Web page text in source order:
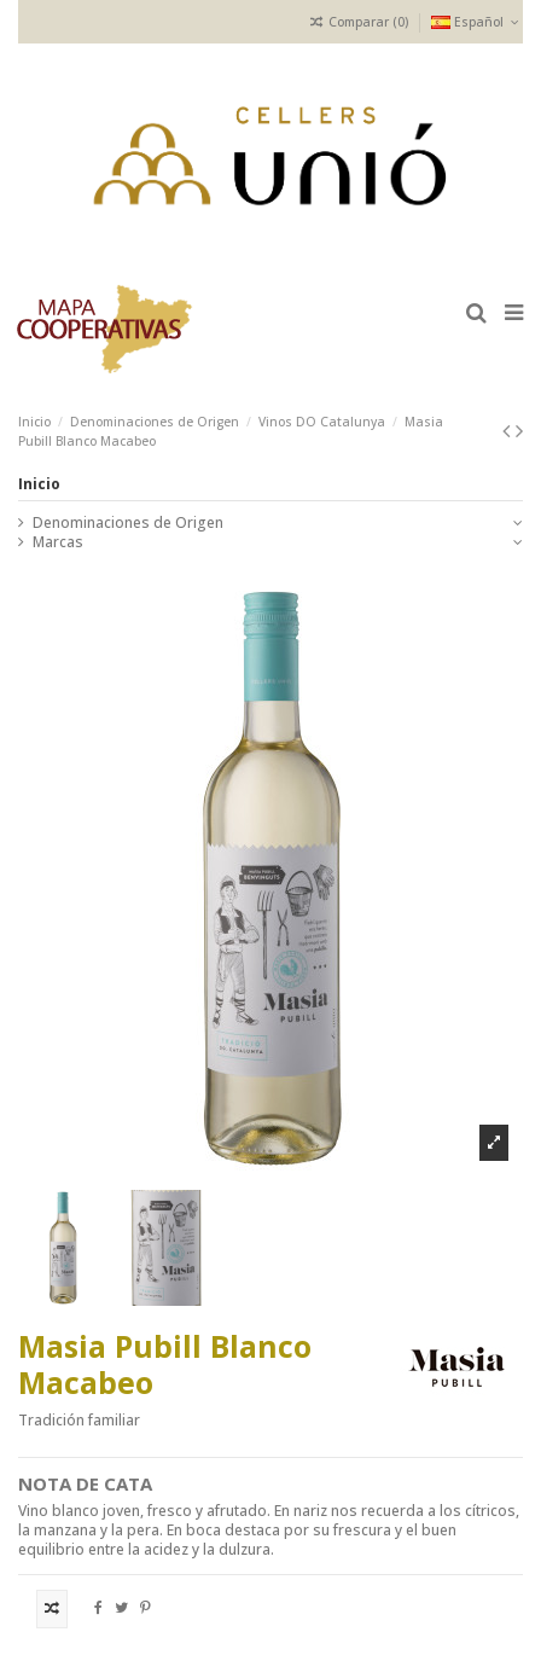
Comparar (0) Español
Inicio Denominaciones de Origen Vinos DO Catalunya
Masia
Pubill Blanco Macabeo
Inicio
Denominaciones de Origen
Marcas
Masia Pubill Blanco
Macabeo
Tradición familiar
NOTA DE CATA
Vino blanco joven, fresco y afrutado. En nariz nos recuerda a los cítricos,
la manzana y la pera. En boca destaca por su frescura y el buen
equilibrio entre la acidez y la dulzura.